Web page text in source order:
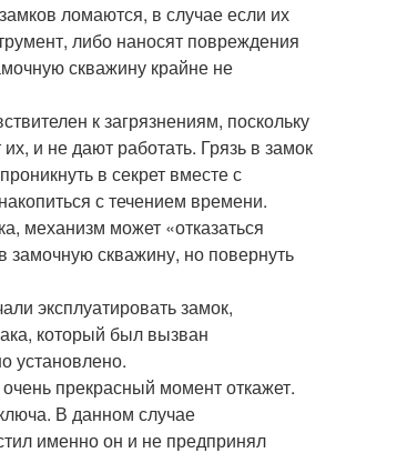
ломаются, в случае если их
либо наносят повреждения
скважину крайне не
к загрязнениям, поскольку
и не дают работать. Грязь в замок
в секрет вместе с
с течением времени.
механизм может «отказаться
замочную скважину, но повернуть
эксплуатировать замок,
который был вызван
установлено.
прекрасный момент откажет.
В данном случае
именно он и не предпринял